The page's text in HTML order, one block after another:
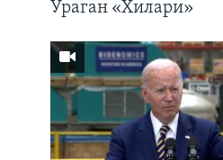
Ураган «Хилари»